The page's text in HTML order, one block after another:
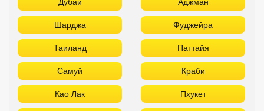
Шарджа Фуджейра
Таиланд Паттайя
Самуй Краби
Као Лак Пхукет